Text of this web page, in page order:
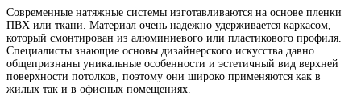
Современные натяжные системы изготавливаются на основе пленки
ПВХ или ткани. Материал очень надежно удерживается каркасом,
который смонтирован из алюминиевого или пластикового профиля.
Специалисты знающие основы дизайнерского искусства давно
общепризнаны уникальные особенности и эстетичный вид верхней
поверхности потолков, поэтому они широко применяются как в
жилых так и в офисных помещениях.